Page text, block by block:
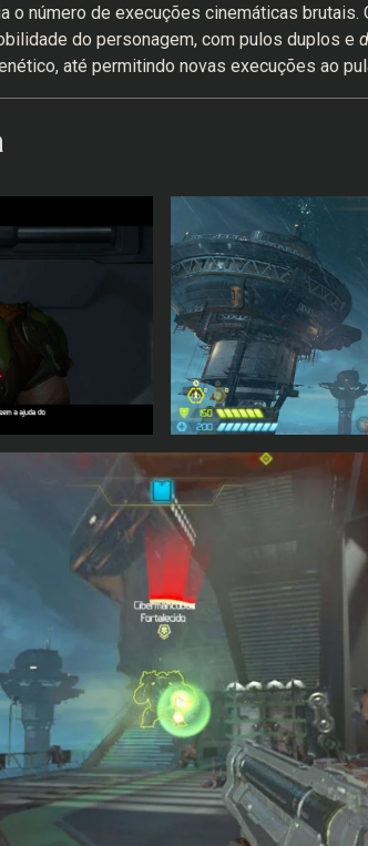
o número de execuções cinemáticas brutais.
do personagem, com pulos duplos e
até permitindo novas execuções ao